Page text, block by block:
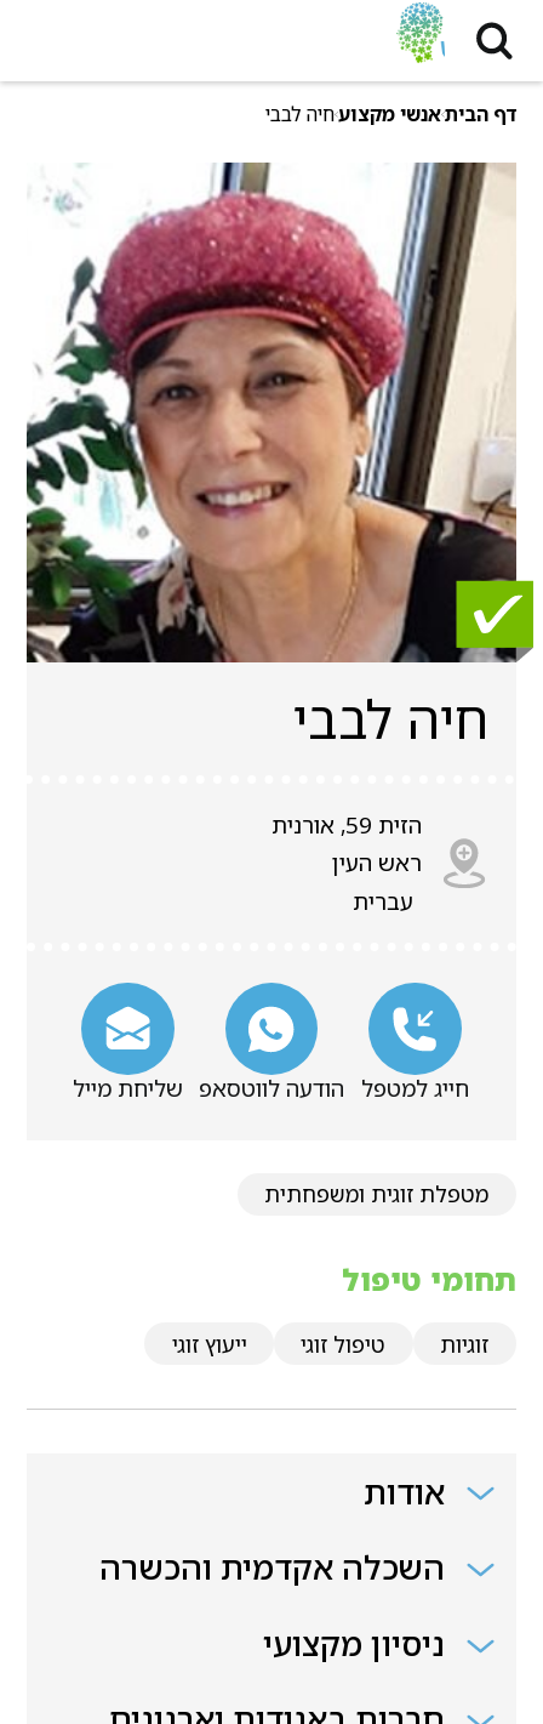
דף הביתאנשי מקצועחיה לבבי
חיה לבבי
הזית 59, אורנית
ראש העין
עברית
חייג למטפל הודעה לווטסאפ שליחת מייל
מטפלת זוגית ומשפחתית
תחומי טיפול
זוגיות טיפול זוגי ייעוץ זוגי
אודות
השכלה אקדמית והכשרה
ניסיון מקצועי